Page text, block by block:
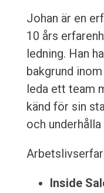
Johan är en
10 års
ledning. Han
bakgrund
leda ett team
känd för sin
och
Inside